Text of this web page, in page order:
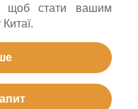
щоб стати вашим